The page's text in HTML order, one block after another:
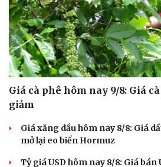
Giá cà phê hôm nay 9/8: Giá
giảm
Giá xăng dầu hôm nay 8/8: Giá
mở lại eo biển Hormuz
Tỷ giá USD hôm nay 8/8: Giá bán